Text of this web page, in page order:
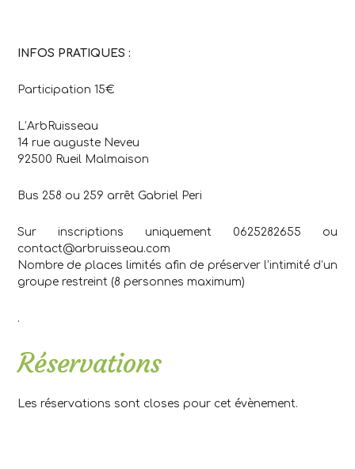
INFOS PRATIQUES :
Participation 15€
L’ArbRuisseau
14 rue auguste Neveu
92500 Rueil Malmaison
Bus 258 ou 259 arrêt Gabriel Peri
Sur inscriptions uniquement 0625282655 ou
contact@arbruisseau.com
Nombre de places limités afin de préserver l’intimité d’un
groupe restreint (8 personnes maximum)
.
Réservations
Les réservations sont closes pour cet évènement.